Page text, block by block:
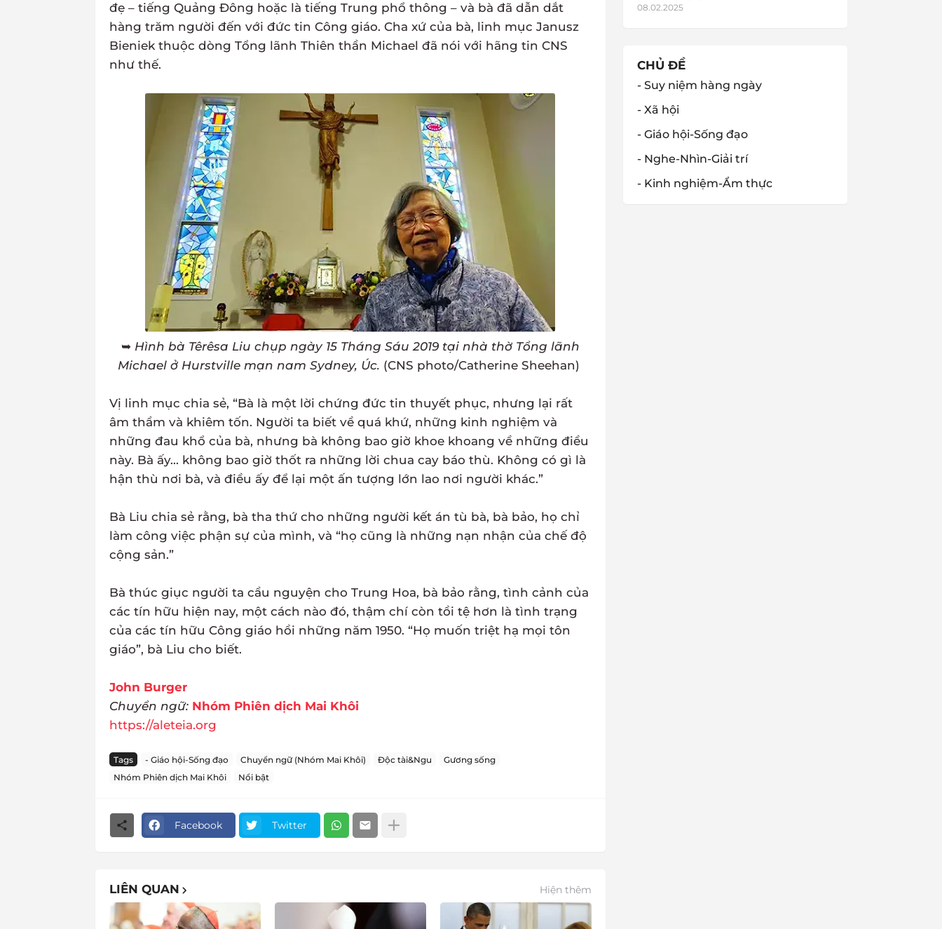
đẹ – tiếng Quảng Đông hoặc là tiếng Trung phổ thông – và bà đã dẫn dắt
hàng trăm người đến với đức tin Công giáo. Cha xứ của bà, linh mục Janusz
Bieniek thuộc dòng Tổng lãnh Thiên thần Michael đã nói với hãng tin CNS
như thế.
➥ Hình bà Têrêsa Liu chụp ngày 15 Tháng Sáu 2019 tại nhà thờ Tổng lãnh
Michael ở Hurstville mạn nam Sydney, Úc. (CNS photo/Catherine Sheehan)
Vị linh mục chia sẻ, “Bà là một lời chứng đức tin thuyết phục, nhưng lại rất
âm thầm và khiêm tốn. Người ta biết về quá khứ, những kinh nghiệm và
những đau khổ của bà, nhưng bà không bao giờ khoe khoang về những điều
này. Bà ấy... không bao giờ thốt ra những lời chua cay báo thù. Không có gì là
hận thù nơi bà, và điều ấy để lại một ấn tượng lớn lao nơi người khác.”
Bà Liu chia sẻ rằng, bà tha thứ cho những người kết án tù bà, bà bảo, họ chỉ
làm công việc phận sự của mình, và “họ cũng là những nạn nhận của chế độ
cộng sản.”
Bà thúc giục người ta cầu nguyện cho Trung Hoa, bà bảo rằng, tình cảnh của
các tín hữu hiện nay, một cách nào đó, thậm chí còn tồi tệ hơn là tình trạng
của các tín hữu Công giáo hồi những năm 1950. “Họ muốn triệt hạ mọi tôn
giáo”, bà Liu cho biết.
John Burger
Chuyển ngữ: Nhóm Phiên dịch Mai Khôi
https://aleteia.org
Tags - Giáo hội-Sống đạo Chuyển ngữ (Nhóm Mai Khôi) Độc tài&Ngu
Gương sống
Nhóm Phiên dịch Mai Khôi
Nổi bật
Facebook Twitter
LIÊN QUAN Hiện thêm
08.02.2025
CHỦ ĐỀ
- Suy niệm hàng ngày
- Xã hội
- Giáo hội-Sống đạo
- Nghe-Nhìn-Giải trí
- Kinh nghiệm-Ẩm thực